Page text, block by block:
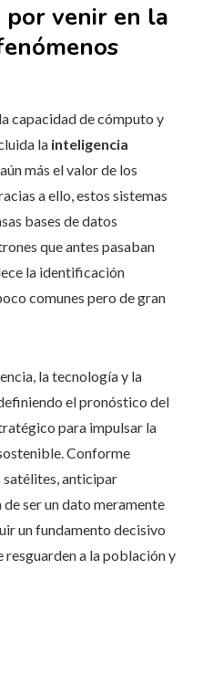
por venir en la
capacidad de cómputo y
la inteligencia
más el valor de los
a ello, estos sistemas
bases de datos
que antes pasaban
la identificación
comunes pero de gran
la tecnología y la
el pronóstico del
para impulsar la
Conforme
satélites, anticipar
ser un dato meramente
un fundamento decisivo
a la población y